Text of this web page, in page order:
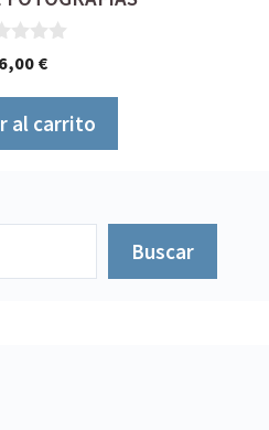
6,00 €
al carrito
Buscar